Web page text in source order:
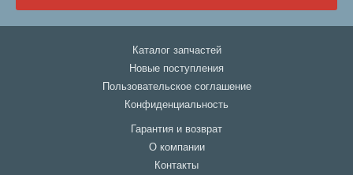
Каталог запчастей
Новые поступления
Пользовательское соглашение
Конфиденциальность
Гарантия и возврат
О компании
Контакты